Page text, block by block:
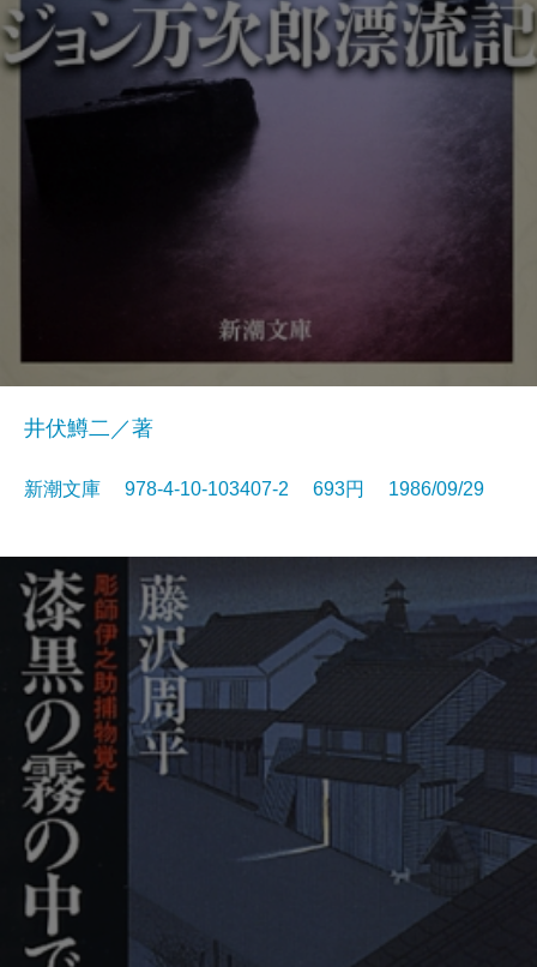
井伏鱒二／著
新潮文庫 978-4-10-103407-2 693円 1986/09/29